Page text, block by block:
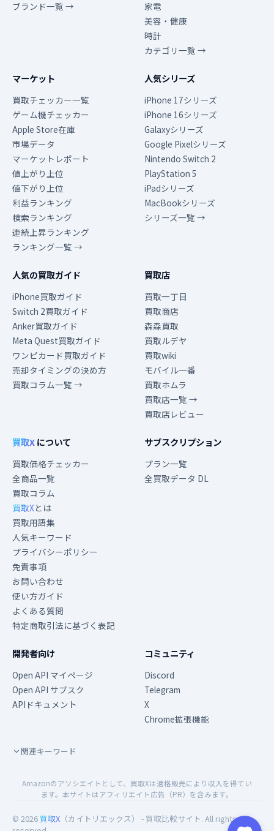
ブランド一覧 →
家電
美容・健康
時計
カテゴリ一覧 →
マーケット
買取チェッカー一覧
ゲーム機チェッカー
Apple Store在庫
市場データ
マーケットレポート
値上がり上位
値下がり上位
利益ランキング
検索ランキング
連続上昇ランキング
ランキング一覧 →
人気シリーズ
iPhone 17シリーズ
iPhone 16シリーズ
Galaxyシリーズ
Google Pixelシリーズ
Nintendo Switch 2
PlayStation 5
iPadシリーズ
MacBookシリーズ
シリーズ一覧 →
人気の買取ガイド
iPhone買取ガイド
Switch 2買取ガイド
Anker買取ガイド
Meta Quest買取ガイド
ワンピカード買取ガイド
売却タイミングの決め方
買取コラム一覧 →
買取店
買取一丁目
買取商店
森森買取
買取ルデヤ
買取wiki
モバイル一番
買取ホムラ
買取店一覧 →
買取店レビュー
買取Xについて
買取価格チェッカー
全商品一覧
買取コラム
買取Xとは
買取用語集
人気キーワード
プライバシーポリシー
免責事項
お問い合わせ
使い方ガイド
よくある質問
特定商取引法に基づく表記
サブスクリプション
プラン一覧
全買取データ DL
開発者向け
Open API マイページ
Open API サブスク
APIドキュメント
コミュニティ
Discord
Telegram
X
Chrome拡張機能
関連キーワード
Amazonのアソシエイトとして、買取Xは適格販売により収入を得てい
ます。本サイトはアフィリエイト広告（PR）を含みます。
© 2026 買取X （カイトリエックス） - 買取比較サイト. All rights